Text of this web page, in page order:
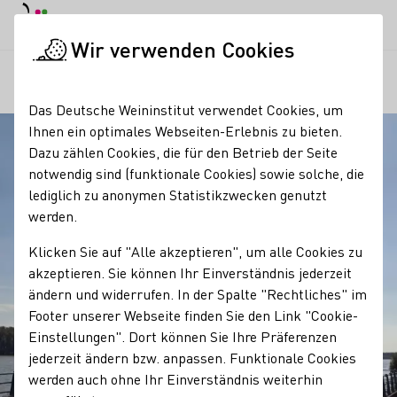
Wir verwenden Cookies
Das Deutsche Weininstitut verwendet Cookies, um
Ihnen ein optimales Webseiten-Erlebnis zu bieten.
Dazu zählen Cookies, die für den Betrieb der Seite
notwendig sind (funktionale Cookies) sowie solche, die
lediglich zu anonymen Statistikzwecken genutzt
werden.
Klicken Sie auf "Alle akzeptieren", um alle Cookies zu
akzeptieren. Sie können Ihr Einverständnis jederzeit
ändern und widerrufen. In der Spalte "Rechtliches" im
Footer unserer Webseite finden Sie den Link "Cookie-
Einstellungen". Dort können Sie Ihre Präferenzen
jederzeit ändern bzw. anpassen. Funktionale Cookies
werden auch ohne Ihr Einverständnis weiterhin